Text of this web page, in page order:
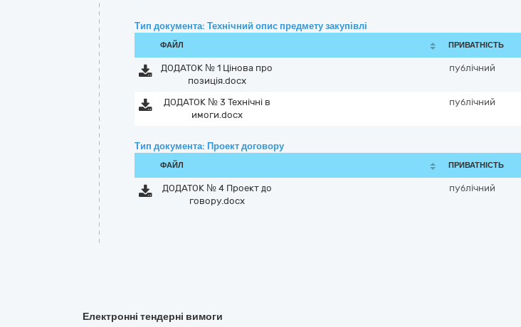
Тип документа: Технічний опис предмету закупівлі
ФАЙЛ ПРИВАТНІСТЬ
ДОДАТОК № 1 Цінова про
позиція.docx
публічний
ДОДАТОК № 3 Технічні в
имоги.docx
публічний
Тип документа: Проект договору
ФАЙЛ ПРИВАТНІСТЬ
ДОДАТОК № 4 Проект до
говору.docx
публічний
Електронні тендерні вимоги